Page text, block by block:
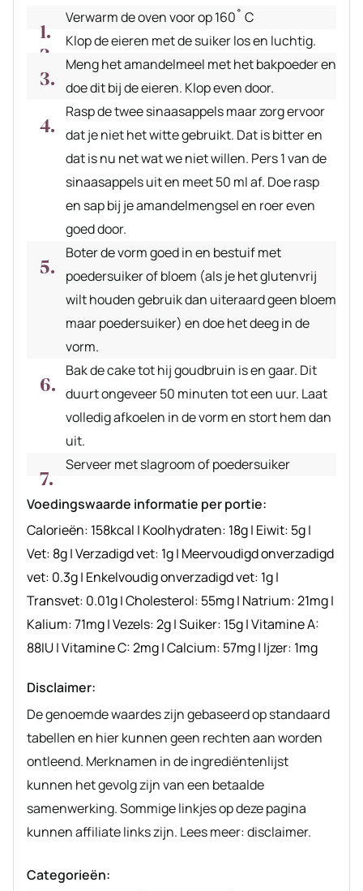
Verwarm de oven voor op 160˚ C
Klop de eieren met de suiker los en luchtig.
Meng het amandelmeel met het bakpoeder en
doe dit bij de eieren. Klop even door.
Rasp de twee sinaasappels maar zorg ervoor
dat je niet het witte gebruikt. Dat is bitter en
dat is nu net wat we niet willen. Pers 1 van de
sinaasappels uit en meet 50 ml af. Doe rasp
en sap bij je amandelmengsel en roer even
goed door.
Boter de vorm goed in en bestuif met
poedersuiker of bloem (als je het glutenvrij
wilt houden gebruik dan uiteraard geen bloem
maar poedersuiker) en doe het deeg in de
vorm.
Bak de cake tot hij goudbruin is en gaar. Dit
duurt ongeveer 50 minuten tot een uur. Laat
volledig afkoelen in de vorm en stort hem dan
uit.
Serveer met slagroom of poedersuiker
Voedingswaarde informatie per portie:
Calorieën: 158kcal | Koolhydraten: 18g| Eiwit: 5g|
Vet: 8g|Verzadigd vet: 1g| Meervoudigd onverzadigd
vet: 0.3g| Enkelvoudig onverzadigd vet: 1g|
Transvet: 0.01g|Cholesterol: 55mg| Natrium:21mg|
Kalium:71mg|Vezels:2g|Suiker: 15g|Vitamine A:
88IU|Vitamine C:2mg|Calcium: 57mg| Ijzer: 1mg
Disclaimer:
De genoemde waardes zijn gebaseerd op standaard
tabellen en hier kunnen geen rechten aan worden
ontleend. Merknamen in de ingrediëntenlijst
kunnen het gevolg zijn van een betaalde
samenwerking. Sommige linkjes op deze pagina
kunnen affiliate links zijn. Lees meer: disclaimer.
Categorieën: